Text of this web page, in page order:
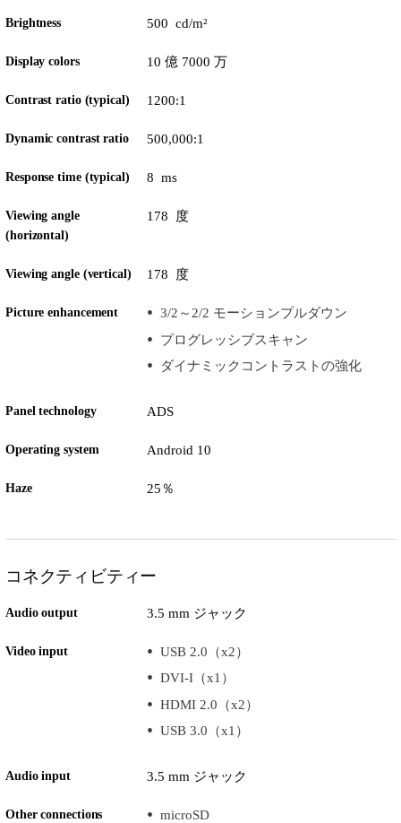
Brightness 500 cd/m²
Display colors 10 億 7000 万
Contrast ratio (typical) 1200:1
Dynamic contrast ratio 500,000:1
Response time (typical) 8 ms
Viewing angle
(horizontal)
178 度
Viewing angle (vertical) 178 度
Picture enhancement
3/2～2/2 モーションプルダウン
プログレッシブスキャン
ダイナミックコントラストの強化
Panel technology ADS
Operating system Android 10
Haze 25％
コネクティビティー
Audio output 3.5 mm ジャック
Video input
USB 2.0（x2）
DVI-I（x1）
HDMI 2.0（x2）
USB 3.0（x1）
Audio input 3.5 mm ジャック
Other connections
microSD